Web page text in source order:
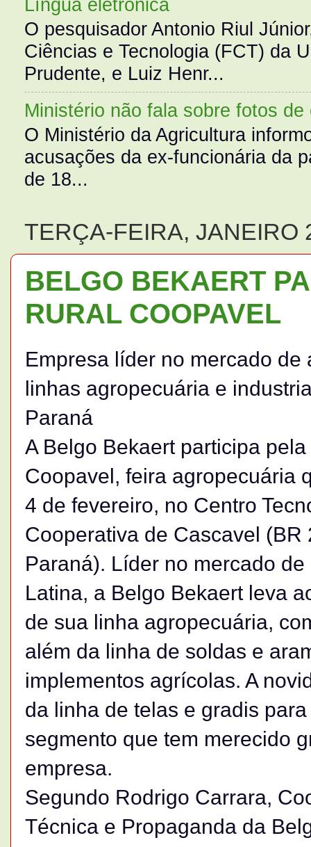
O pesquisador Antonio Riul
Ciências e Tecnologia (FCT) da
Prudente, e Luiz Henr...
Ministério não fala sobre fotos de
O Ministério da Agricultura
acusações da ex-funcionária da
de 18...
TERÇA-FEIRA, JANEIRO
BELGO BEKAERT
RURAL COOPAVEL
Empresa líder no mercado
linhas agropecuária e
Paraná
A Belgo Bekaert participa
Coopavel, feira agropecuária
4 de fevereiro, no Centro
Cooperativa de Cascavel
Paraná). Líder no mercado
Latina, a Belgo Bekaert leva
de sua linha agropecuária,
além da linha de soldas e
implementos agrícolas. A
da linha de telas e gradis
segmento que tem merecido
empresa.
Segundo Rodrigo Carrara,
Técnica e Propaganda da